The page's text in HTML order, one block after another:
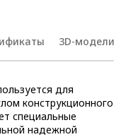
3D-модели
для
конструкционного
специальные
надежной